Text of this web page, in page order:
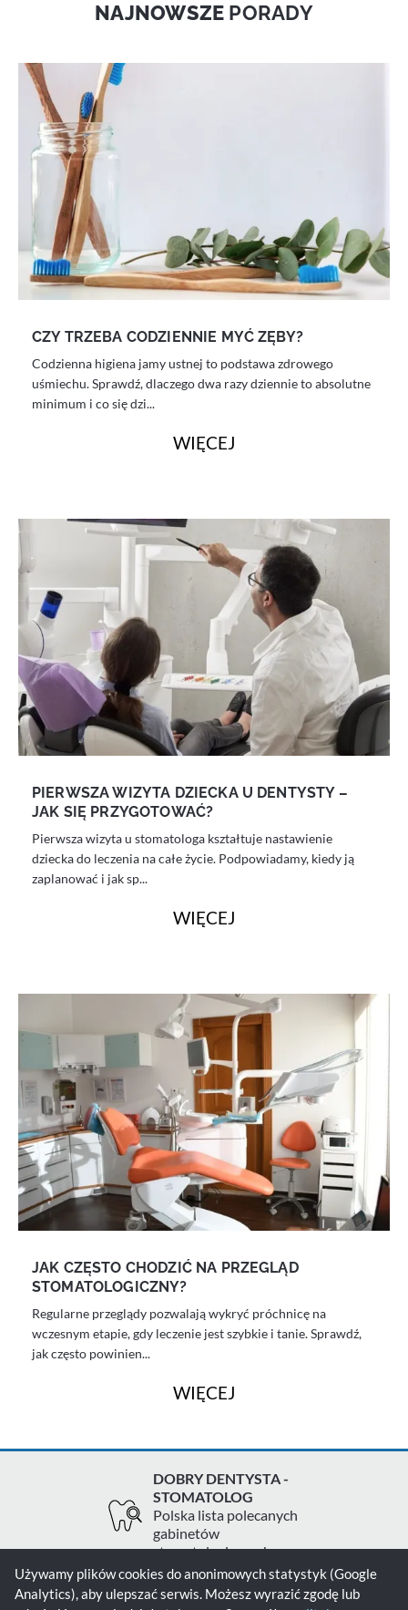
NAJNOWSZE PORADY
CZY TRZEBA CODZIENNIE MYĆ ZĘBY?
Codzienna higiena jamy ustnej to podstawa zdrowego
uśmiechu. Sprawdź, dlaczego dwa razy dziennie to absolutne
minimum i co się dzi...
WIĘCEJ
PIERWSZA WIZYTA DZIECKA U DENTYSTY –
JAK SIĘ PRZYGOTOWAĆ?
Pierwsza wizyta u stomatologa kształtuje nastawienie
dziecka do leczenia na całe życie. Podpowiadamy, kiedy ją
zaplanować i jak sp...
WIĘCEJ
JAK CZĘSTO CHODZIĆ NA PRZEGLĄD
STOMATOLOGICZNY?
Regularne przeglądy pozwalają wykryć próchnicę na
wczesnym etapie, gdy leczenie jest szybkie i tanie. Sprawdź,
jak często powinien...
WIĘCEJ
DOBRY DENTYSTA -
STOMATOLOG
Polska lista polecanych
gabinetów
stomatologicznych
Używamy plików cookies do anonimowych statystyk (Google
Analytics), aby ulepszać serwis. Możesz wyrazić zgodę lub